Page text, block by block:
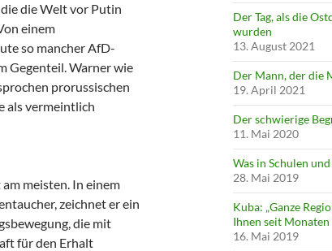
die Welt vor Putin
einem
so mancher AfD-
Gegenteil. Warner wie
prorussischen
als vermeintlich
meisten. In einem
zeichnet er ein
die mit
für den Erhalt
Der Tag, als die
wurden
13. August 2021
Der Mann, der die
19. April 2021
Der schwierige
11. Mai 2020
Was in Schulen
28. Mai 2019
Kuba: „Ganze
Ihnen seit
16. Mai 2019